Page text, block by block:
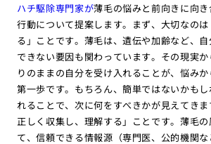
ハチ駆除専門家が薄毛の悩みと前向きに向
行動について提案します。まず、大切なの
る」ことです。薄毛は、遺伝や加齢など、
できない要因も関わっています。その現実
りのままの自分を受け入れることが、悩み
第一歩です。もちろん、簡単ではないかも
れることで、次に何をすべきかが見えてき
正しく収集し、理解する」ことです。薄毛
て、信頼できる情報源（専門医、公的機関